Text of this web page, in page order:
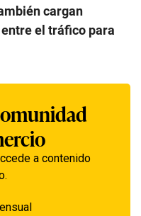
cargan
el tráfico para